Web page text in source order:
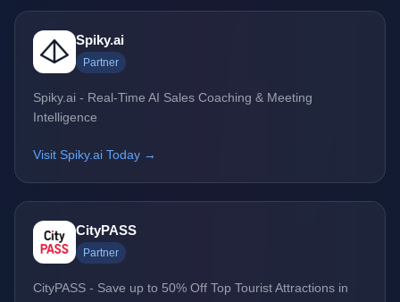
Spiky.ai
Partner
Spiky.ai - Real-Time AI Sales Coaching & Meeting
Intelligence
Visit Spiky.ai Today →
CityPASS
Partner
CityPASS - Save up to 50% Off Top Tourist Attractions in